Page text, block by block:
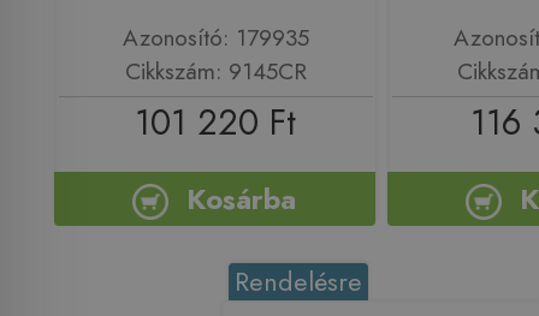
Azonosító: 179935
Cikkszám: 9145CR
101 220 Ft
Kosárba
116
Rendelésre